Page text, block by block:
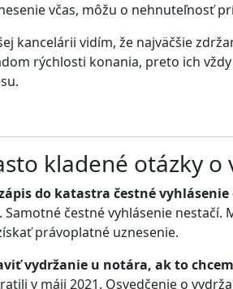
včas, môžu o nehnuteľnosť
kancelárii vidím, že najväčšie
rýchlosti konania, preto ich
kladené otázky o
do katastra čestné vyhlásenie
čestné vyhlásenie
právoplatné uznesenie.
vydržanie u notára, ak to
v máji 2021. Osvedčenie o